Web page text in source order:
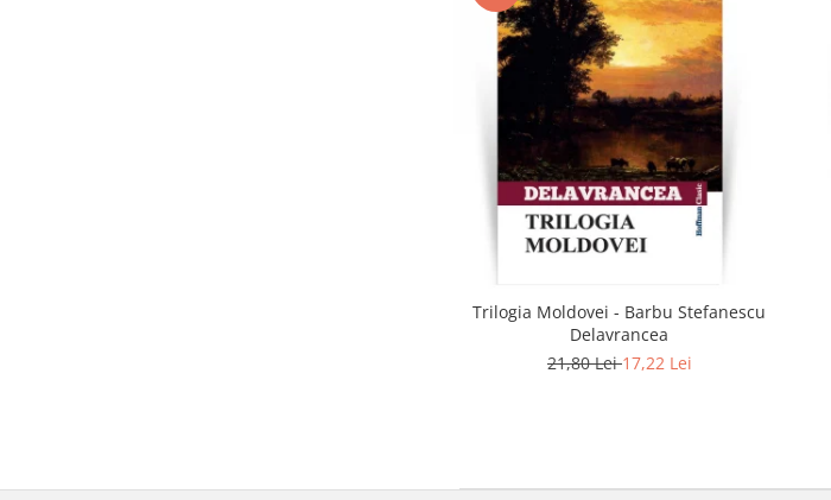
Trilogia Moldovei - Barbu Stefanescu
Delavrancea
21,80 Lei17,22 Lei